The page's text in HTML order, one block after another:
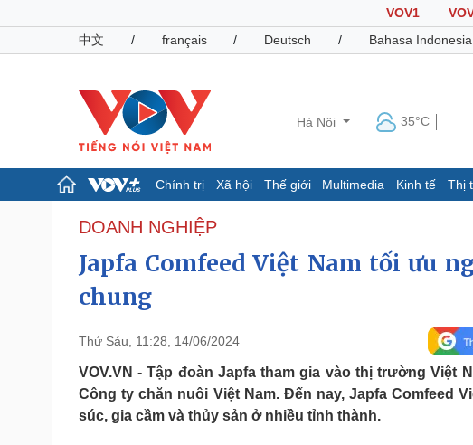
VOV1
中文
/ français / Deutsch / Bahasa Indonesia
Hà Nội 35°C
Chính trị Xã hội Thế giới Multimedia Kinh tế Thị
Chính trị
Tổ chức nhân sự
Quốc hội
Nhận diện sự thật
Dự báo thời tiết
Pháp luật
Vụ án
Tin nóng
Quân sự - Quốc phòng
Vũ khí
Việt Nam
Thể
DOANH NGHIỆP
Japfa Comfeed Việt Nam tối ưu
chung
Thứ Sáu, 11:28, 14/06/2024
VOV.VN - Tập đoàn Japfa tham gia vào thị trường Việt
Công ty chăn nuôi Việt Nam. Đến nay, Japfa Comfeed
súc, gia cầm và thủy sản ở nhiều tỉnh thành.